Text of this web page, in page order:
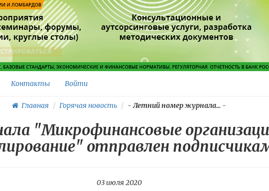
Контакты Войти
Главная Горячая новость -Летний номер журнала... -
"Микрофинансовые
отправлен
03 июля 2020